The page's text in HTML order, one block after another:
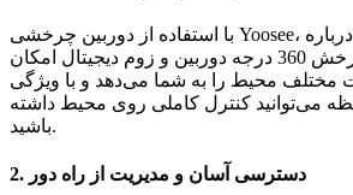
با استفاده از دوربین چرخشی Yoosee، دیگر نیازی به نگرانی درباره
نقاط کور ندارید. چرخش 360 درجه دوربین و زوم دیجیتال امکان
مختلف محیط را به شما می‌دهد و با ویژگی
می‌توانید کنترل کاملی روی محیط داشته
باشید.
2. دسترسی آسان و مدیریت از راه دور